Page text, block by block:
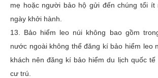
mẹ hoặc người bảo hộ gửi đến chúng tổi ít
ngày khởi hành.
13. Bảo hiểm leo núi không bao gồm
nước ngoài không thể đăng kí bảo hiểm leo
khách nên đăng kí bảo hiểm du lịch quốc
cư trú.